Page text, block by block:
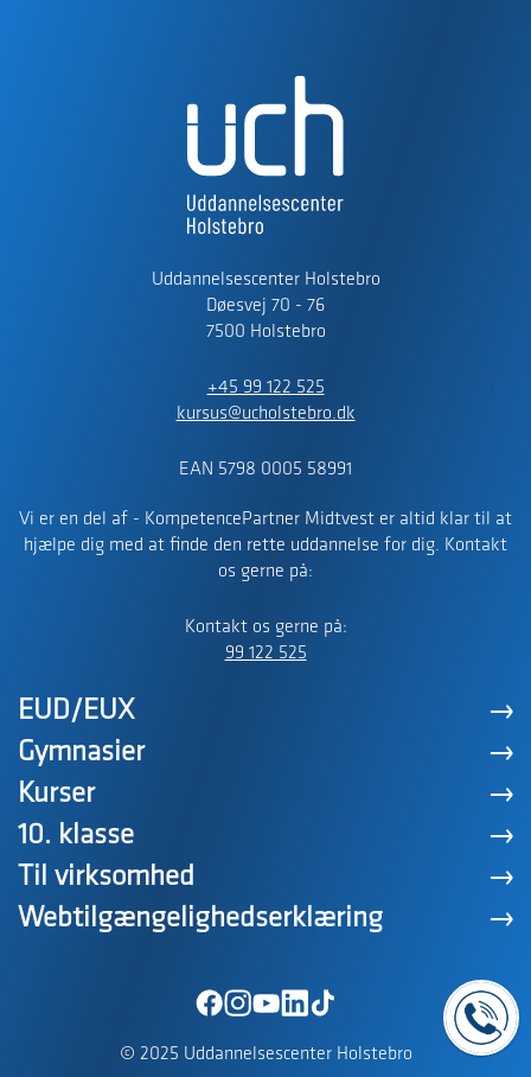
Uddannelsescenter Holstebro
Døesvej 70 - 76
7500 Holstebro
+45 99 122 525
kursus@ucholstebro.dk
EAN 5798 0005 58991
Vi er en del af - KompetencePartner Midtvest er altid klar til at
hjælpe dig med at finde den rette uddannelse for dig. Kontakt
os gerne på:
Kontakt os gerne på:
99 122 525
EUD/EUX
Gymnasier
Kurser
10. klasse
Til virksomhed
Webtilgængelighedserklæring
© 2025 Uddannelsescenter Holstebro